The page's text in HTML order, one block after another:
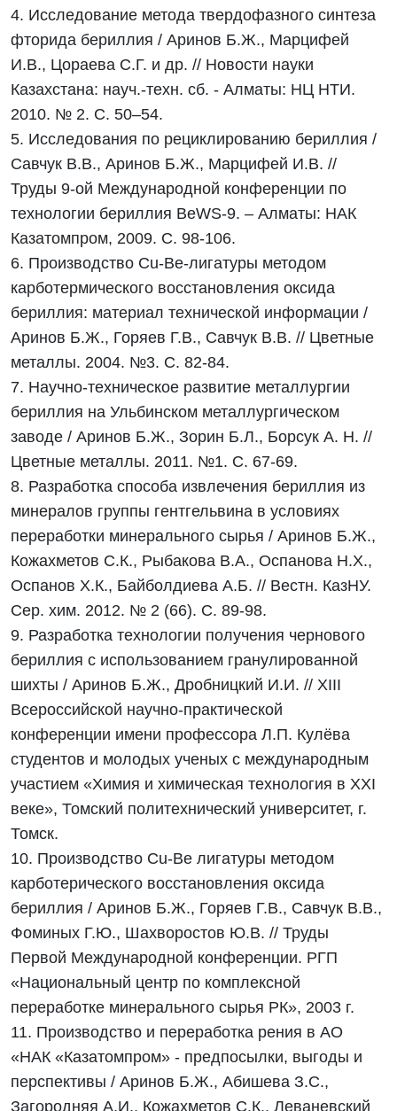
4. Исследование метода твердофазного синтеза
фторида бериллия / Аринов Б.Ж., Марцифей
И.В., Цораева С.Г. и др. // Новости науки
Казахстана: науч.-техн. сб. - Алматы: НЦ НТИ.
2010. № 2. С. 50–54.
5. Исследования по рециклированию бериллия /
Савчук В.В., Аринов Б.Ж., Марцифей И.В. //
Труды 9-ой Международной конференции по
технологии бериллия BeWS-9. – Алматы: НАК
Казатомпром, 2009. С. 98-106.
6. Производство Cu-Be-лигатуры методом
карботермического восстановления оксида
бериллия: материал технической информации /
Аринов Б.Ж., Горяев Г.В., Савчук В.В. // Цветные
металлы. 2004. №3. С. 82-84.
7. Научно-техническое развитие металлургии
бериллия на Ульбинском металлургическом
заводе / Аринов Б.Ж., Зорин Б.Л., Борсук А. Н. //
Цветные металлы. 2011. №1. С. 67-69.
8. Разработка способа извлечения бериллия из
минералов группы гентгельвина в условиях
переработки минерального сырья / Аринов Б.Ж.,
Кожахметов С.К., Рыбакова В.А., Оспанова Н.Х.,
Оспанов Х.К., Байболдиева А.Б. // Вестн. КазНУ.
Сер. хим. 2012. № 2 (66). С. 89-98.
9. Разработка технологии получения чернового
бериллия с использованием гранулированной
шихты / Аринов Б.Ж., Дробницкий И.И. // XIII
Всероссийской научно-практической
конференции имени профессора Л.П. Кулёва
студентов и молодых ученых с международным
участием «Химия и химическая технология в XXI
веке», Томский политехнический университет, г.
Томск.
10. Производство Сu-Be лигатуры методом
карботерического восстановления оксида
бериллия / Аринов Б.Ж., Горяев Г.В., Савчук В.В.,
Фоминых Г.Ю., Шахворостов Ю.В. // Труды
Первой Международной конференции. РГП
«Национальный центр по комплексной
переработке минерального сырья РК», 2003 г.
11. Производство и переработка рения в АО
«НАК «Казатомпром» - предпосылки, выгоды и
перспективы / Аринов Б.Ж., Абишева З.С.,
Загородняя А.И., Кожахметов С.К., Леваневский